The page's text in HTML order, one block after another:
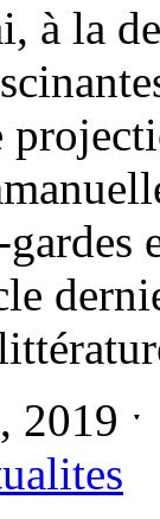
à la
2019